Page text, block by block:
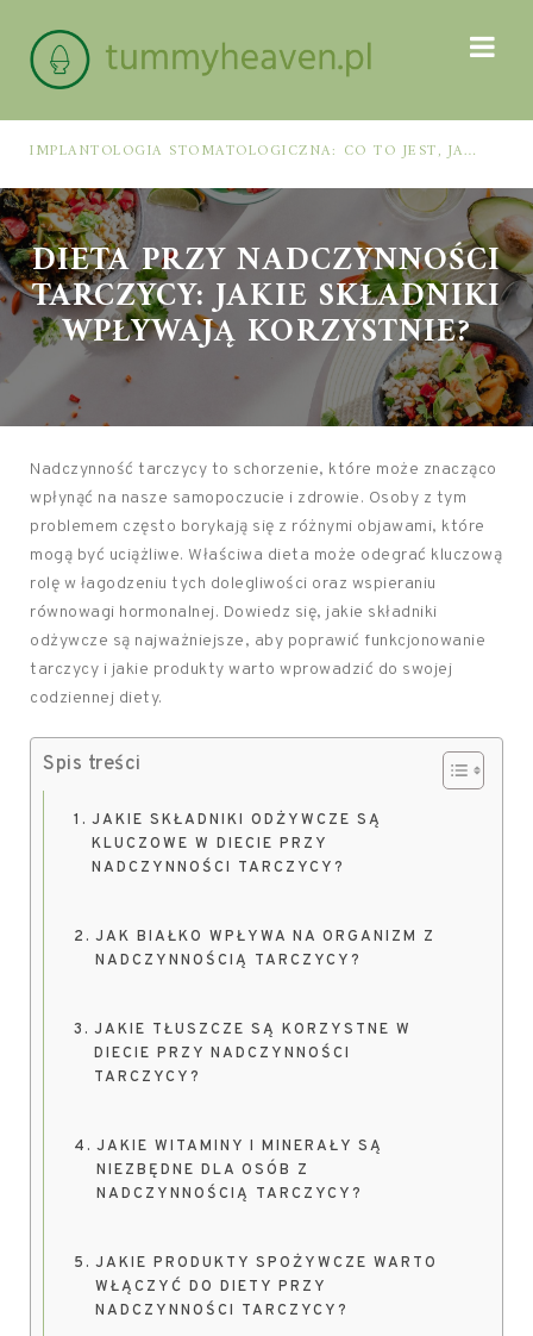
IMPLANTOLOGIA STOMATOLOGICZNA: CO TO JEST, JAK WYGLĄDA PROCES IMPLANTACJI I GOJENIA ORAZ DLA KOGO MA ZASTOSOWANIE
DIETA PRZY NADCZYNNOŚCI
TARCZYCY: JAKIE SKŁADNIKI
WPŁYWAJĄ KORZYSTNIE?
Nadczynność tarczycy to schorzenie, które może znacząco
wpłynąć na nasze samopoczucie i zdrowie. Osoby z tym
problemem często borykają się z różnymi objawami, które
mogą być uciążliwe. Właściwa dieta może odegrać kluczową
rolę w łagodzeniu tych dolegliwości oraz wspieraniu
równowagi hormonalnej. Dowiedz się, jakie składniki
odżywcze są najważniejsze, aby poprawić funkcjonowanie
tarczycy i jakie produkty warto wprowadzić do swojej
codziennej diety.
Spis treści
JAKIE SKŁADNIKI ODŻYWCZE SĄ
KLUCZOWE W DIECIE PRZY
NADCZYNNOŚCI TARCZYCY?
JAK BIAŁKO WPŁYWA NA ORGANIZM Z
NADCZYNNOŚCIĄ TARCZYCY?
JAKIE TŁUSZCZE SĄ KORZYSTNE W
DIECIE PRZY NADCZYNNOŚCI
TARCZYCY?
JAKIE WITAMINY I MINERAŁY SĄ
NIEZBĘDNE DLA OSÓB Z
NADCZYNNOŚCIĄ TARCZYCY?
JAKIE PRODUKTY SPOŻYWCZE WARTO
WŁĄCZYĆ DO DIETY PRZY
NADCZYNNOŚCI TARCZYCY?